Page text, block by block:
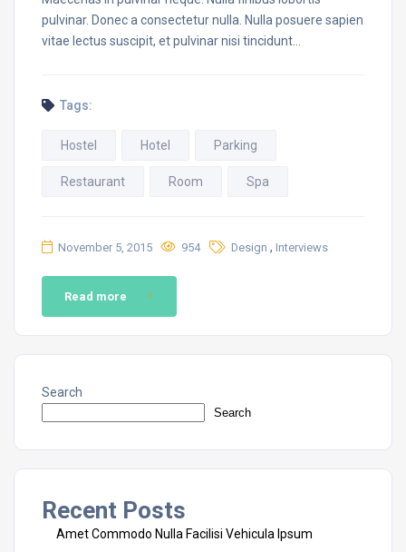
pulvinar. Donec a consectetur nulla. Nulla posuere sapien
vitae lectus suscipit, et pulvinar nisi tincidunt…
Tags:
Hostel Hotel Parking
Restaurant Room Spa
November 5, 2015 954 Design , Interviews
Read more
Search
Search
Recent Posts
Amet Commodo Nulla Facilisi Vehicula Ipsum